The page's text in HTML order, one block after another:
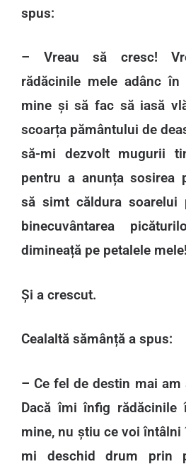
spus:
– Vreau să cresc!
rădăcinile mele adânc
mine și să fac să iasă
scoarța pământului de
să-mi dezvolt mugurii
pentru a anunța sosirea
să simt căldura
binecuvântarea
dimineață pe petalele mele!
Și a crescut.
Cealaltă sămânță a spus:
– Ce fel de destin mai am
Dacă îmi înfig rădăcinile
mine, nu știu ce voi întâlni
mi deschid drum prin